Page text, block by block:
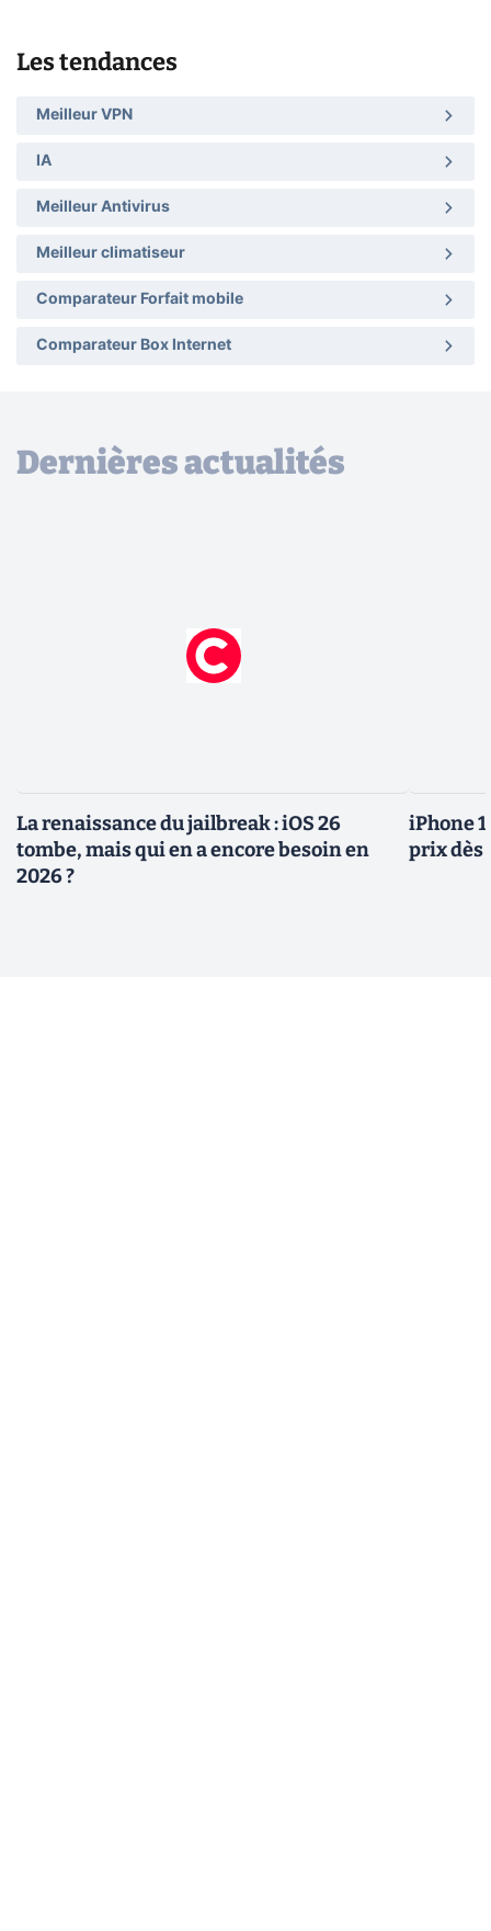
Les tendances
Meilleur VPN
IA
Meilleur Antivirus
Meilleur climatiseur
Comparateur Forfait mobile
Comparateur Box Internet
Dernières actualités
La renaissance du jailbreak : iOS 26
tombe, mais qui en a encore besoin en
2026 ?
iPhone
prix dès